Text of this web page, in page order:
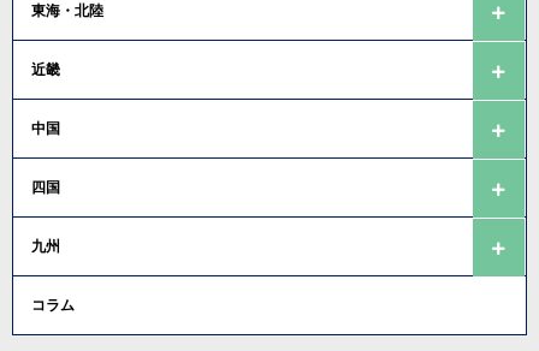
東海・北陸
近畿
中国
四国
九州
コラム